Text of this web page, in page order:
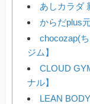
あしカラダ
からだplus
chocozap(
ジム】
CLOUD
ナル】
LEAN